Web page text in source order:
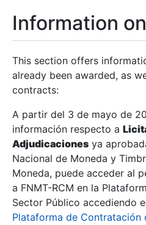
Show/Hide
Show/Hide
Information
This section offers
already been awarded, as
contracts:
A partir del 3 de mayo de
información respecto a
Adjudicaciones ya
Nacional de Moneda y
Moneda, puede acceder al
a FNMT-RCM en la
Sector Público accediendo
Plataforma de Contratación